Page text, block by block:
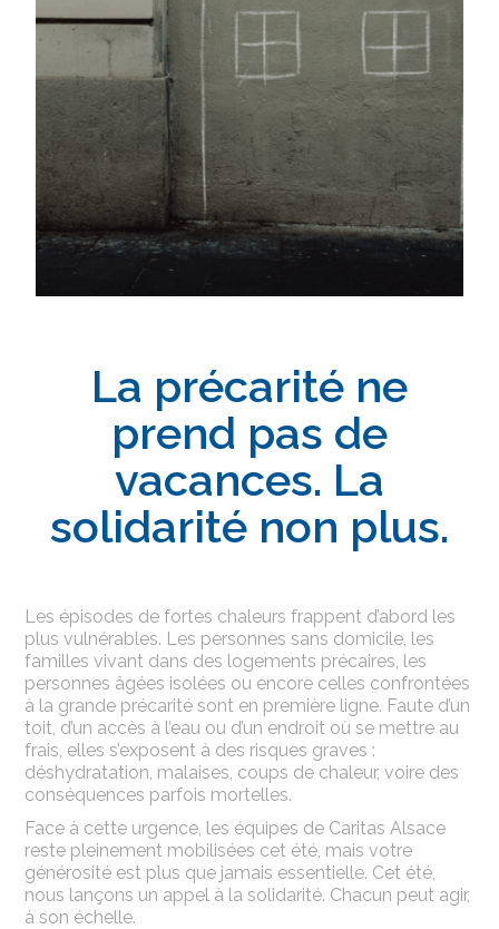
La précarité ne
prend pas de
vacances. La
solidarité non plus.
Les épisodes de fortes chaleurs frappent d’abord les
plus vulnérables. Les personnes sans domicile, les
familles vivant dans des logements précaires, les
personnes âgées isolées ou encore celles confrontées
à la grande précarité sont en première ligne. Faute d’un
toit, d’un accès à l’eau ou d’un endroit où se mettre au
frais, elles s’exposent à des risques graves :
déshydratation, malaises, coups de chaleur, voire des
conséquences parfois mortelles.
Face à cette urgence, les équipes de Caritas Alsace
reste pleinement mobilisées cet été, mais votre
générosité est plus que jamais essentielle. Cet été,
nous lançons un appel à la solidarité. Chacun peut agir,
à son échelle.